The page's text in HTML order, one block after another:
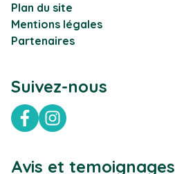
Plan du site
Mentions légales
Partenaires
Suivez-nous
FacebookInstagram
Avis et temoignages